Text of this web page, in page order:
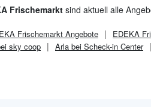
Frischemarkt sind aktuell alle
Frischemarkt Angebote EDEKA
sky coop Arla bei Scheck-in Center